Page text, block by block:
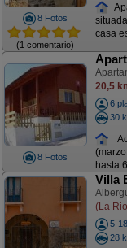
8 Fotos
(1 comentario)
casa
8 Fotos
20,5
6
30
hasta
Villa
(La
5-
28